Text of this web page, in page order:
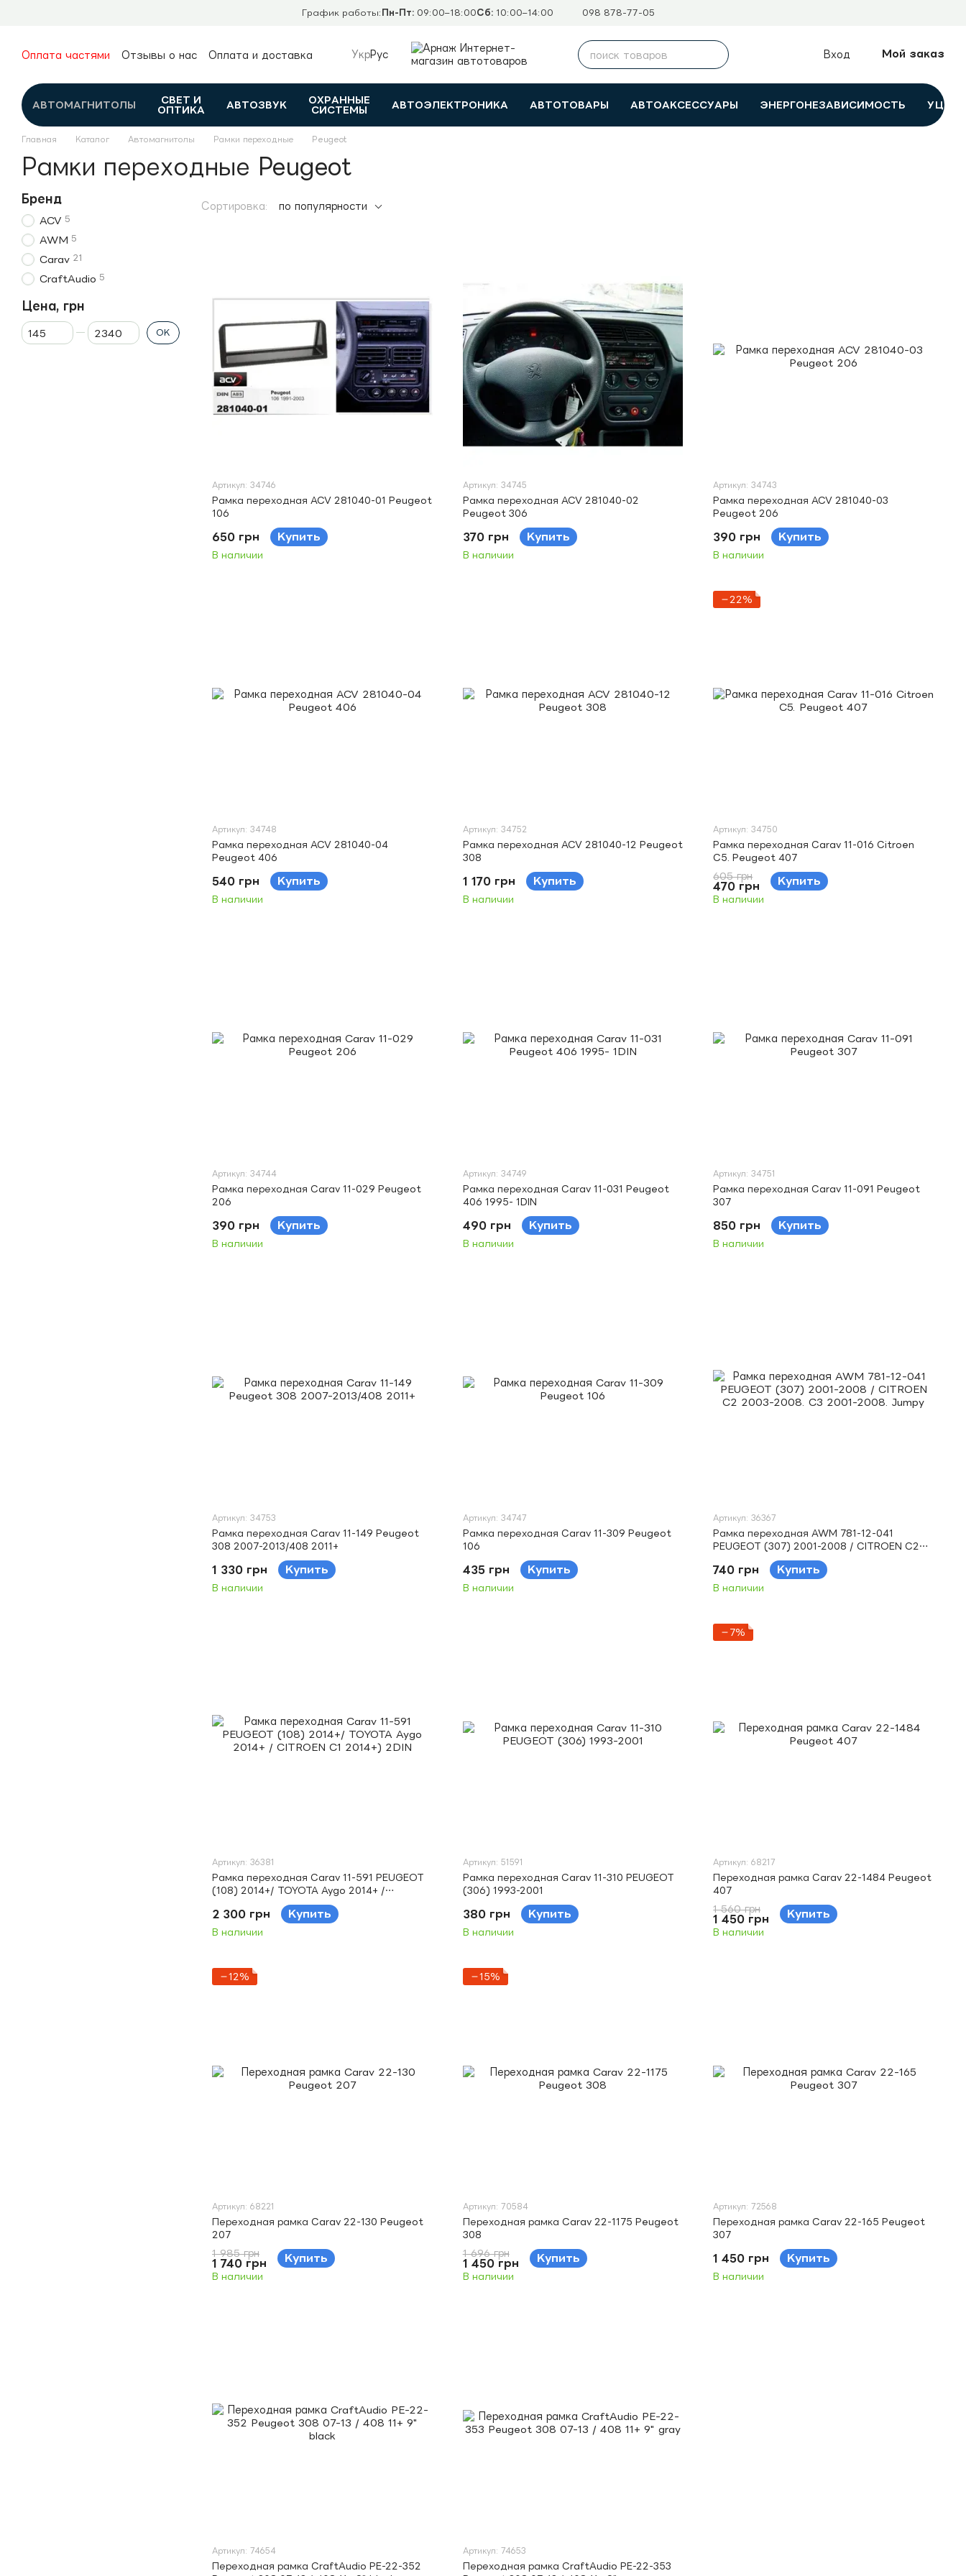
График работы: Пн-Пт:09:00–18:00Сб:10:00–14:00 098 878-77-05
Оплата частями Отзывы о нас
Оплата и доставка
Контакты
Каталог
УкрРус Вход Мой заказ
АВТОМАГНИТОЛЫ
СВЕТ И
ОПТИКА
АВТОЗВУК
ОХРАННЫЕ
СИСТЕМЫ
АВТОЭЛЕКТРОНИКА АВТОТОВАРЫ АВТОАКСЕССУАРЫ ЭНЕРГОНЕЗАВИСИМОСТЬ
Главная Каталог Автомагнитолы Рамки переходные Peugeot
Рамки переходные Peugeot
Сортировка: по популярности
Артикул: 34746
Рамка переходная ACV 281040-01 Peugeot
106
650 грн Купить
В наличии
Артикул: 34745
Рамка переходная ACV 281040-02
Peugeot 306
370 грн Купить
В наличии
Артикул: 34743
Рамка переходная ACV 281040-03
Peugeot 206
390 грн Купить
В наличии
Артикул: 34748
Рамка переходная ACV 281040-04
Peugeot 406
540 грн Купить
В наличии
Артикул: 34752
Рамка переходная ACV 281040-12 Peugeot
308
1 170 грн Купить
В наличии
−22%
Артикул: 34750
Рамка переходная Carav 11-016 Citroen
C5. Peugeot 407
605 грн
470 грн Купить
В наличии
Артикул: 34744
Рамка переходная Carav 11-029 Peugeot
206
390 грн Купить
В наличии
Артикул: 34749
Рамка переходная Carav 11-031 Peugeot
406 1995- 1DIN
490 грн Купить
В наличии
Артикул: 34751
Рамка переходная Carav 11-091 Peugeot
307
850 грн Купить
В наличии
Артикул: 34753
Рамка переходная Carav 11-149 Peugeot
308 2007-2013/408 2011+
1 330 грн Купить
В наличии
Артикул: 34747
Рамка переходная Carav 11-309 Peugeot
106
435 грн Купить
В наличии
Артикул: 36367
Рамка переходная AWM 781-12-041
PEUGEOT (307) 2001-2008 / CITROEN C2
2003-2008. C3 2001-2008. Jumpy
740 грн Купить
В наличии
Артикул: 36381
Рамка переходная Carav 11-591 PEUGEOT
(108) 2014+/ TOYOTA Aygo 2014+ /
CITROEN C1 2014+) 2DIN
2 300 грн Купить
В наличии
Артикул: 51591
Рамка переходная Carav 11-310 PEUGEOT
(306) 1993-2001
380 грн Купить
В наличии
−7%
Артикул: 68217
Переходная рамка Carav 22-1484 Peugeot
407
1 560 грн
1 450 грн Купить
В наличии
−12%
Артикул: 68221
Переходная рамка Carav 22-130 Peugeot
207
1 985 грн
1 740 грн Купить
В наличии
−15%
Артикул: 70584
Переходная рамка Carav 22-1175 Peugeot
308
1 696 грн
1 450 грн Купить
В наличии
Артикул: 72568
Переходная рамка Carav 22-165 Peugeot
307
1 450 грн Купить
В наличии
Артикул: 74654
Переходная рамка CraftAudio PE-22-352
Артикул: 74653
Переходная рамка CraftAudio PE-22-353
Бренд
ACV 5
AWM 5
Carav 21
CraftAudio 5
Цена, грн
От Цена, грн
До Цена, грн
OK